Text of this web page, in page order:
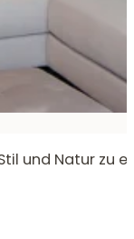
und Natur zu